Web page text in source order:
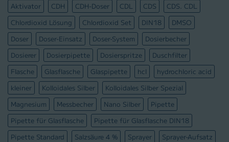
Aktivator CDH CDH-Doser CDL CDS
CDS. CDL
Chlordioxid Lösung
Chlordioxid Set DIN18
DMSO
Doser
Doser-Einsatz Doser-System
Dosierbecher
Dosierer
Dosierpipette Dosierspritze
Duschfilter
Flasche
Glasflasche Glaspipette hcl
hydrochloric acid
kleiner
Kolloidales Silber
Kolloidales Silber Spezial
Magnesium
Messbecher Nano Silber
Pipette
Pipette für Glasflasche
Pipette für Glasflasche DIN18
Pipette Standard
Salzsäure 4 % Sprayer
Sprayer-Aufsatz